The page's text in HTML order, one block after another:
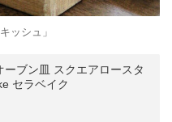
ッシュ」
ーブン皿 スクエアロースタ
セラベイク